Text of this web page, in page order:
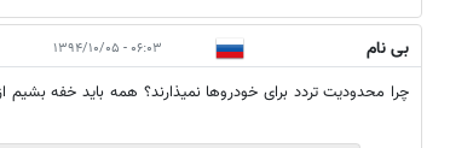
بی نام ۰۶:۰۳ - ۱۳۹۴/۱۰/۰۵
چرا محدودیت تردد برای خودروها نمیذارند؟ همه باید خفه